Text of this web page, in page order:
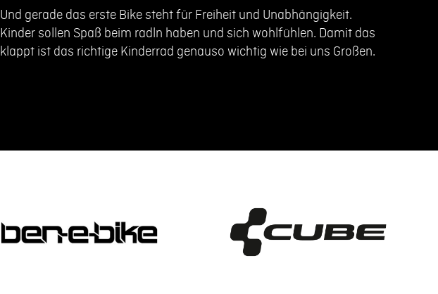
Und gerade das erste Bike steht für Freiheit und Unabhängigkeit.
Kinder sollen Spaß beim radln haben und sich wohlfühlen. Damit das
klappt ist das richtige Kinderrad genauso wichtig wie bei uns Großen.